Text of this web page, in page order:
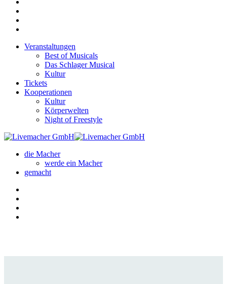
Veranstaltungen
Best of Musicals
Das Schlager Musical
Kultur
Tickets
Kooperationen
Kultur
Körperwelten
Night of Freestyle
die Macher
werde ein Macher
gemacht